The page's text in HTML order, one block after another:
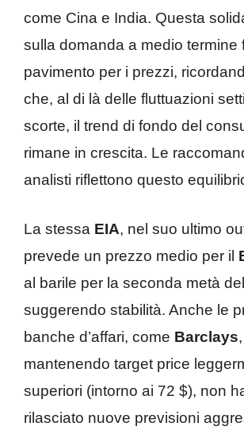
come Cina e India. Questa
sulla domanda a medio termine
pavimento per i prezzi,
che, al di là delle fluttuazioni
scorte, il trend di fondo del
rimane in crescita. Le
analisti riflettono questo
La stessa EIA, nel suo ultimo
prevede un prezzo medio per il
al barile per la seconda metà
suggerendo stabilità. Anche le
banche d’affari, come Barclays
mantenendo target price
superiori (intorno ai 72 $), non
rilasciato nuove previsioni